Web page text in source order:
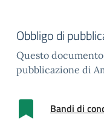
Obbligo di
Questo
pubblicazione di
Bandi di